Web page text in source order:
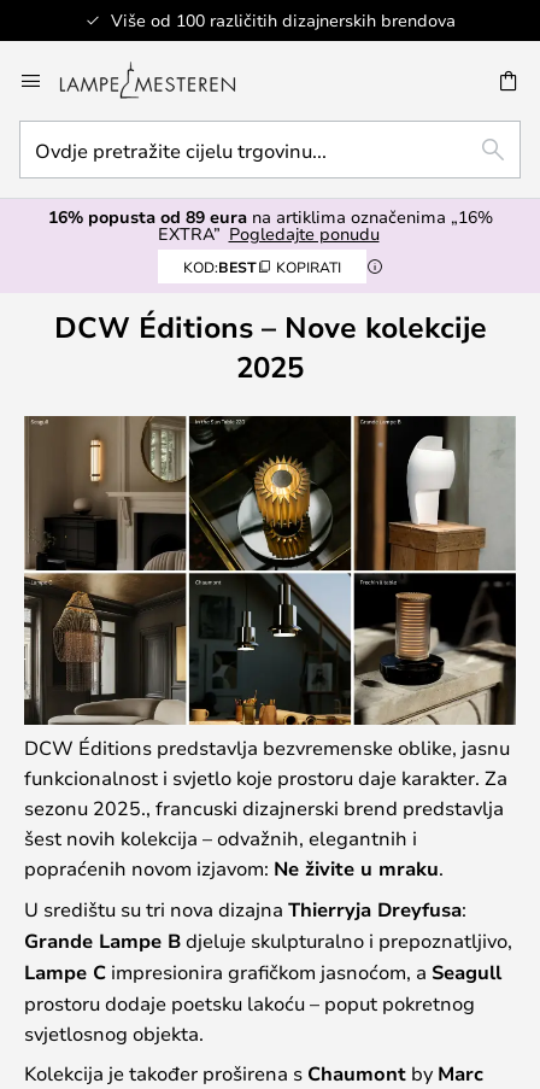
Više od 100 različitih dizajnerskih brendova
to
Content
pretražite
cijelu
trgovinu...
TRAŽI
16% popusta od 89 eurana artiklima označenima „16%
EXTRA” Pogledajte ponudu
KOD:BEST KOPIRATI
DCW Éditions – Nove kolekcije
2025
DCW Éditions predstavlja bezvremenske oblike, jasnu
funkcionalnost i svjetlo koje prostoru daje karakter. Za
sezonu 2025., francuski dizajnerski brend predstavlja
šest novih kolekcija – odvažnih, elegantnih i
popraćenih novom izjavom: Ne živite u mraku.
U središtu su tri nova dizajna Thierryja Dreyfusa:
Grande Lampe Bdjeluje skulpturalno i prepoznatljivo,
Lampe C impresionira grafičkom jasnoćom, a Seagull
prostoru dodaje poetsku lakoću – poput pokretnog
svjetlosnog objekta.
Kolekcija je također proširena s Chaumont by Marc